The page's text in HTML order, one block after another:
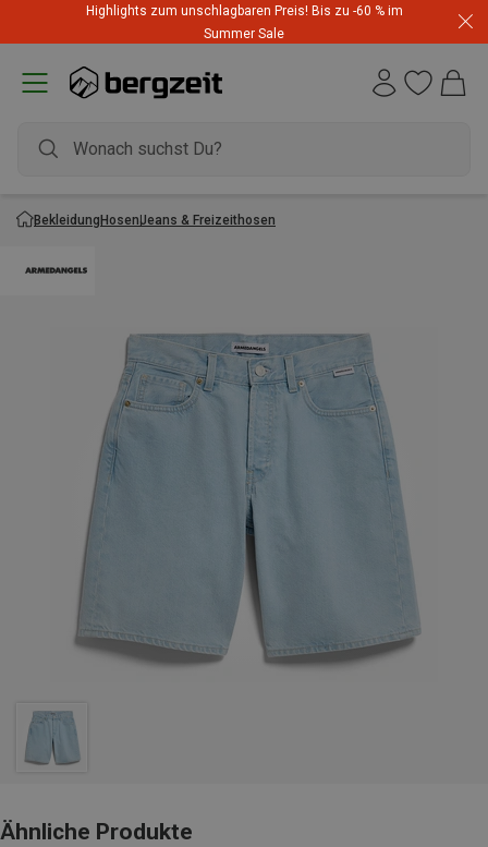
Highlights zum unschlagbaren Preis! Bis zu -60 % im
Summer Sale
BekleidungHosenJeans & Freizeithosen
Ähnliche Produkte